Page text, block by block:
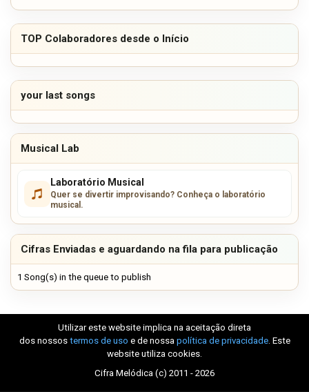
TOP Colaboradores desde o Início
your last songs
Musical Lab
Laboratório Musical
Quer se divertir improvisando? Conheça o laboratório
musical.
Cifras Enviadas e aguardando na fila para publicação
1 Song(s) in the queue to publish
Utilizar este website implica na aceitação direta
dos nossos termos de uso e de nossa política de privacidade. Este
website utiliza cookies.
Cifra Melódica (c) 2011 - 2026